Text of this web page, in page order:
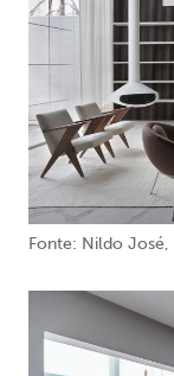
Fonte: Nildo José,